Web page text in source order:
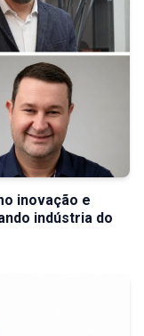
inovação e
indústria do